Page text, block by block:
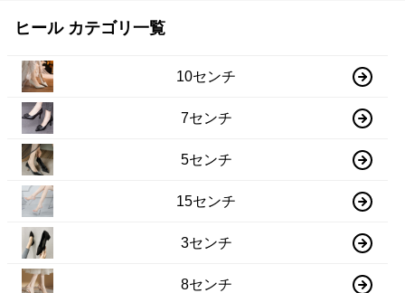
ヒール カテゴリ一覧
10センチ
7センチ
5センチ
15センチ
3センチ
8センチ